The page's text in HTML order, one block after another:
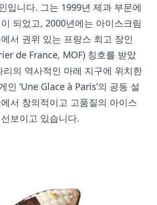
입니다. 그는 1999년 제과 부문에
되었고, 2000년에는 아이스크림
서 권위 있는 프랑스 최고 장인
de France, MOF) 칭호를 받았
리의 역사적인 마레 지구에 위치한
인 ‘Une Glace à Paris’의 공동 설
서 창의적이고 고품질의 아이스
보이고 있습니다.